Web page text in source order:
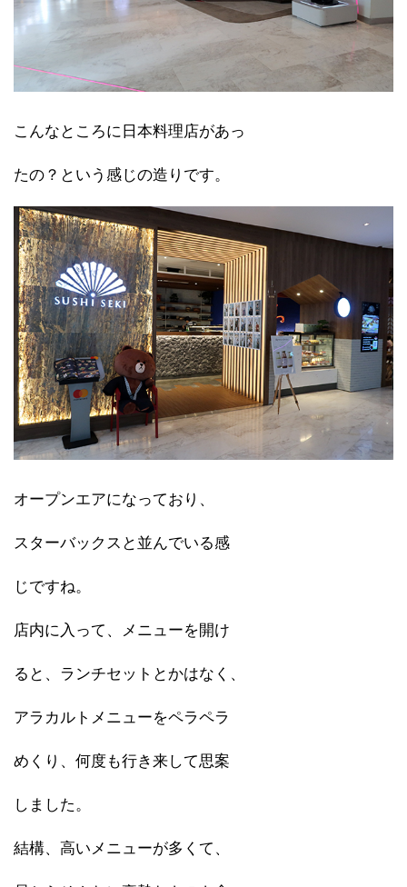
こんなところに日本料理店があっ
たの？という感じの造りです。
オープンエアになっており、
スターバックスと並んでいる感
じですね。
店内に入って、メニューを開け
ると、ランチセットとかはなく、
アラカルトメニューをペラペラ
めくり、何度も行き来して思案
しました。
結構、高いメニューが多くて、